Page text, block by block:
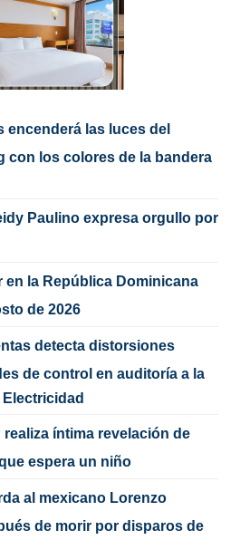
encenderá las luces del
con los colores de la bandera
Paulino expresa orgullo por
en la República Dominicana
de 2026
detecta distorsiones
de control en auditoría a la
realiza íntima revelación de
espera un niño
al mexicano Lorenzo
de morir por disparos de